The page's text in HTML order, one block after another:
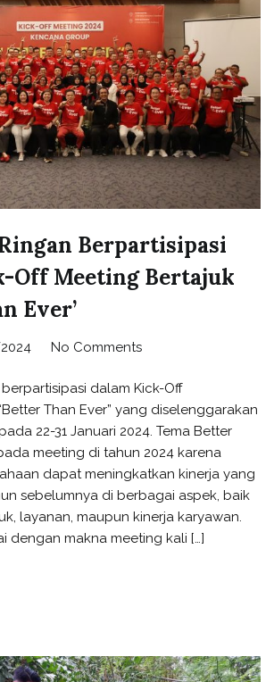
Berpartisipasi
Off Meeting Bertajuk
Ever’
No Comments
dalam Kick-Off
Than Ever” yang diselenggarakan
22-31 Januari 2024. Tema Better
meeting di tahun 2024 karena
dapat meningkatkan kinerja yang
sebelumnya di berbagai aspek, baik
layanan, maupun kinerja karyawan.
dengan makna meeting kali […]